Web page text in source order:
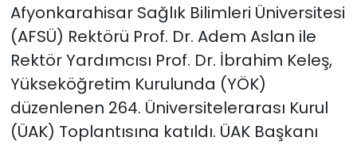
Afyonkarahisar Sağlık Bilimleri Üniversitesi
(AFSÜ) Rektörü Prof. Dr. Adem Aslan ile
Rektör Yardımcısı Prof. Dr. İbrahim Keleş,
Yükseköğretim Kurulunda (YÖK)
düzenlenen 264. Üniversitelerarası Kurul
(ÜAK) Toplantısına katıldı. ÜAK Başkanı